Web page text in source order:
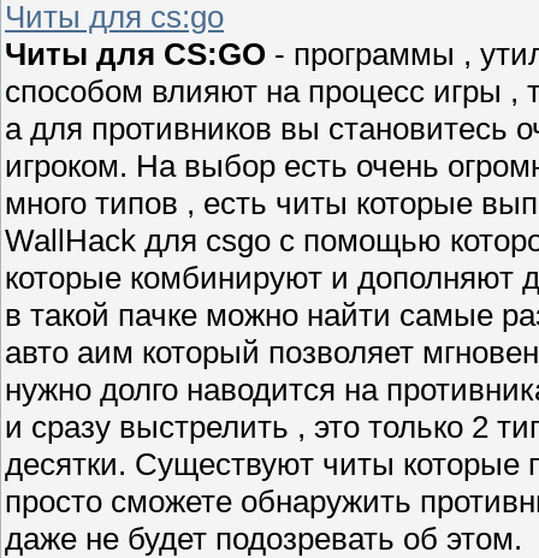
Читы для cs:go
Читы для CS:GO - программы ,
способом влияют на процесс игры ,
а для противников вы становитесь
игроком. На выбор есть очень
много типов , есть читы которые
WallHack для csgo c помощью
которые комбинируют и дополняют
в такой пачке можно найти самые
авто аим который позволяет
нужно долго наводится на
и сразу выстрелить , это только 2
десятки. Существуют читы которые
просто сможете обнаружить
даже не будет подозревать об этом.